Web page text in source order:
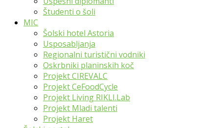
Študenti o šoli
MIC
Šolski hotel Astoria
Usposabljanja
Regionalni turistični vodniki
Oskrbniki planinskih koč
Projekt CIREVALC
Projekt CeFoodCycle
Projekt Living RIKLI.Lab
Projekt Mladi talenti
Projekt Haret